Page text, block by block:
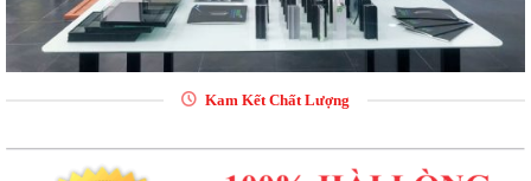
Kam Kết Chất Lượng